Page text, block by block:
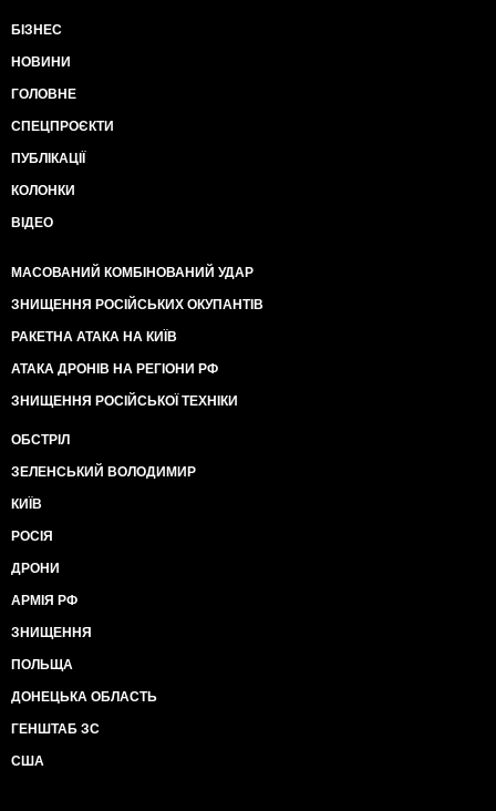
БІЗНЕС
НОВИНИ
ГОЛОВНЕ
СПЕЦПРОЄКТИ
ПУБЛІКАЦІЇ
КОЛОНКИ
ВІДЕО
МАСОВАНИЙ КОМБІНОВАНИЙ УДАР
ЗНИЩЕННЯ РОСІЙСЬКИХ ОКУПАНТІВ
РАКЕТНА АТАКА НА КИЇВ
АТАКА ДРОНІВ НА РЕГІОНИ РФ
ЗНИЩЕННЯ РОСІЙСЬКОЇ ТЕХНІКИ
ОБСТРІЛ
ЗЕЛЕНСЬКИЙ ВОЛОДИМИР
КИЇВ
РОСІЯ
ДРОНИ
АРМІЯ РФ
ЗНИЩЕННЯ
ПОЛЬЩА
ДОНЕЦЬКА ОБЛАСТЬ
ГЕНШТАБ ЗС
США